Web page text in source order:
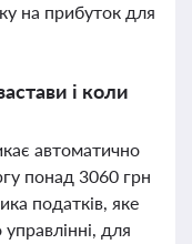
на прибуток для
і коли
автоматично
понад 3060 грн
податків, яке
для